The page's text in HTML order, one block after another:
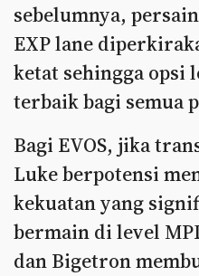
sebelumnya,
EXP lane
ketat sehingga opsi
terbaik bagi semua
Bagi EVOS, jika
Luke berpotensi
kekuatan yang
bermain di level
dan Bigetron